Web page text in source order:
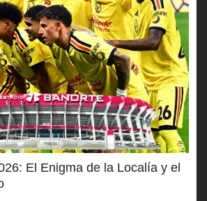
El Enigma de la Localía y el